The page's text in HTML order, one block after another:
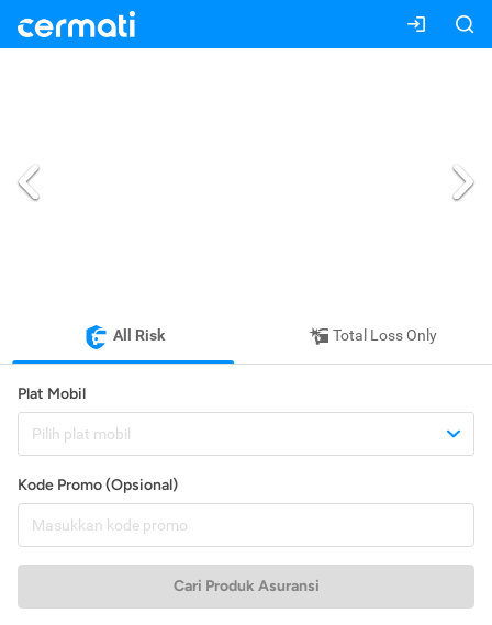
All Risk Total Loss Only
Plat Mobil
Pilih plat mobil
Kode Promo (Opsional)
Cari Produk Asuransi